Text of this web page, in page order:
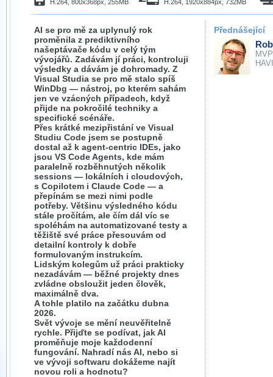
H.264, 800x368px, 255MB H.264, 1920x884px, 732MB
AI se pro mě za uplynulý rok
proměnila z prediktivního
našeptávače kódu v celý tým
vývojářů. Zadávám jí práci, kontroluji
výsledky a dávám je dohromady. Z
Visual Studia se pro mě stalo spíš
WinDbg — nástroj, po kterém sahám
jen ve vzácných případech, když
přijde na pokročilé techniky a
specifické scénáře.
Přes krátké mezipřistání ve Visual
Studiu Code jsem se postupně
dostal až k agent-centric IDEs, jako
jsou VS Code Agents, kde mám
paralelně rozběhnutých několik
sessions — lokálních i cloudových,
s Copilotem i Claude Code — a
přepínám se mezi nimi podle
potřeby. Většinu výsledného kódu
stále pročítám, ale čím dál víc se
spoléhám na automatizované testy a
těžiště své práce přesouvám od
detailní kontroly k dobře
formulovaným instrukcím.
Lidským kolegům už práci prakticky
nezadávám — běžné projekty dnes
zvládne obsloužit jeden člověk,
maximálně dva.
A tohle platilo na začátku dubna
2026.
Svět vývoje se mění neuvěřitelně
rychle. Přijďte se podívat, jak AI
proměňuje moje každodenní
fungování. Nahradí nás AI, nebo si
ve vývoji softwaru dokážeme najít
novou roli a hodnotu?
Přednášející
MVP